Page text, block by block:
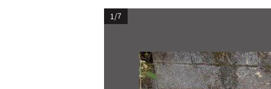
1 /7